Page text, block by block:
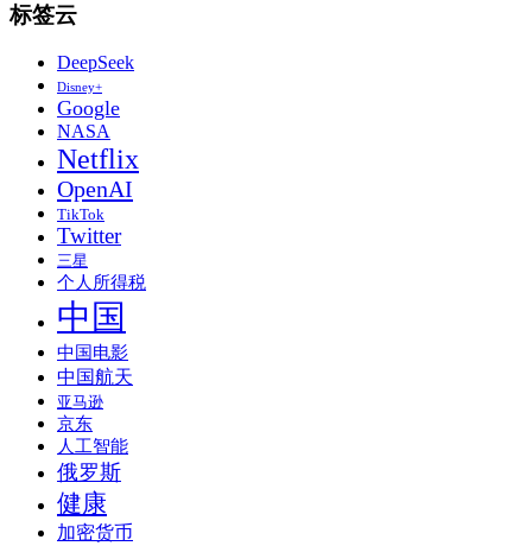
标签云
DeepSeek
Disney+
Google
NASA
Netflix
OpenAI
TikTok
Twitter
三星
个人所得税
中国
中国电影
中国航天
亚马逊
京东
人工智能
俄罗斯
健康
加密货币